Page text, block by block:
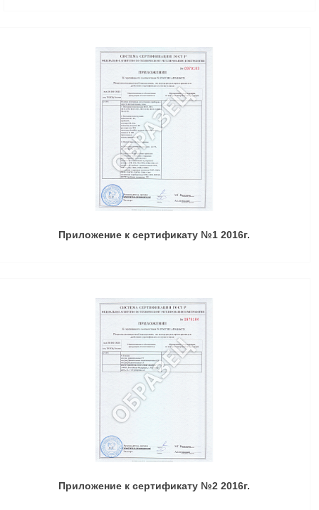
Приложение к сертификату №1 2016г.
Приложение к сертификату №2 2016г.